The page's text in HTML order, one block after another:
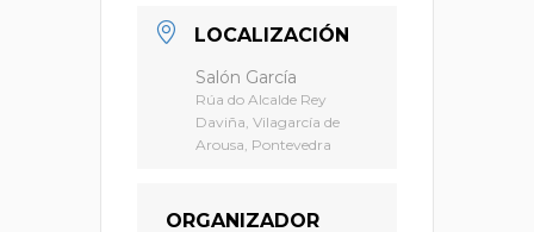
LOCALIZACIÓN
Salón García
Rúa do Alcalde Rey
Daviña, Vilagarcía de
Arousa, Pontevedra
ORGANIZADOR